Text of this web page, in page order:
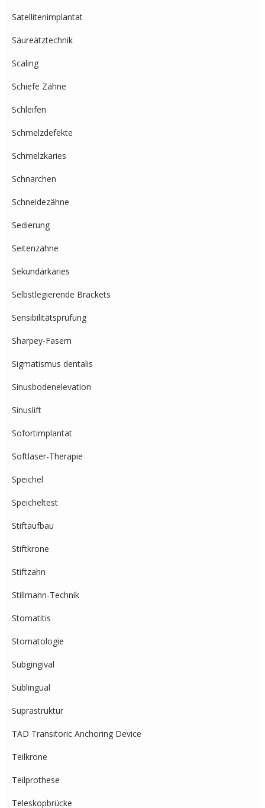
Satellitenimplantat
Säureätztechnik
Scaling
Schiefe Zähne
Schleifen
Schmelzdefekte
Schmelzkaries
Schnarchen
Schneidezähne
Sedierung
Seitenzähne
Sekundärkaries
Selbstlegierende Brackets
Sensibilitätsprüfung
Sharpey-Fasern
Sigmatismus dentalis
Sinusbodenelevation
Sinuslift
Sofortimplantat
Softlaser-Therapie
Speichel
Speicheltest
Stiftaufbau
Stiftkrone
Stiftzahn
Stillmann-Technik
Stomatitis
Stomatologie
Subgingival
Sublingual
Suprastruktur
TAD Transitoric Anchoring Device
Teilkrone
Teilprothese
Teleskopbrücke